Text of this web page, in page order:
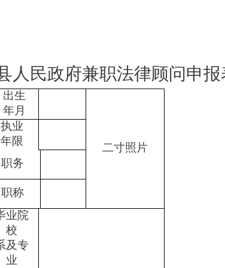
人民政府兼职法律顾问申报
出生
年月
二寸照片
执业
年限
职务
职称
业院
校
及专
业